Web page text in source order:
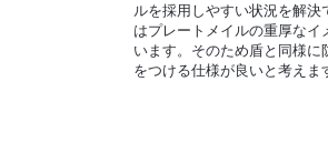
ルを採用しやすい状況を解決
はプレートメイルの重厚なイ
います。そのため盾と同様に
をつける仕様が良いと考えま